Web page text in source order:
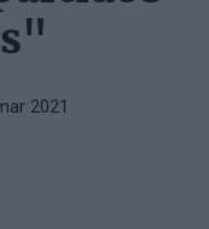
2021